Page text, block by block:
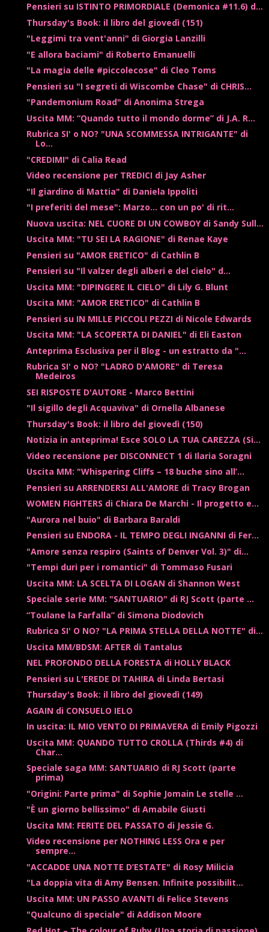
Pensieri su ISTINTO PRIMORDIALE (Demonica #11.6) d...
Thursday's Book: il libro del giovedì (151)
"Leggimi tra vent'anni" di Giorgia Lanzilli
"E allora baciami" di Roberto Emanuelli
"La magia delle #piccolecose" di Cleo Toms
Pensieri su "I segreti di Wiscombe Chase" di CHRIS...
"Pandemonium Road" di Anonima Strega
Uscita MM: “Quando tutto il mondo dorme” di J.A. R...
Rubrica SI' o NO? "UNA SCOMMESSA INTRIGANTE" di
Lo...
"CREDIMI" di Calia Read
Video recensione per TREDICI di Jay Asher
"Il giardino di Mattia" di Daniela Ippoliti
"I preferiti del mese": Marzo... con un po' di rit...
Nuova uscita: NEL CUORE DI UN COWBOY di Sandy Sull...
Uscita MM: "TU SEI LA RAGIONE" di Renae Kaye
Pensieri su "AMOR ERETICO" di Cathlin B
Pensieri su "Il valzer degli alberi e del cielo" d...
Uscita MM: "DIPINGERE IL CIELO" di Lily G. Blunt
Uscita MM: "AMOR ERETICO" di Cathlin B
Pensieri su IN MILLE PICCOLI PEZZI di Nicole Edwards
Uscita MM: "LA SCOPERTA DI DANIEL" di Eli Easton
Anteprima Esclusiva per il Blog - un estratto da "...
Rubrica SI' o NO? "LADRO D'AMORE" di Teresa
Medeiros
SEI RISPOSTE D'AUTORE - Marco Bettini
"Il sigillo degli Acquaviva" di Ornella Albanese
Thursday's Book: il libro del giovedì (150)
Notizia in anteprima! Esce SOLO LA TUA CAREZZA (Si...
Video recensione per DISCONNECT 1 di Ilaria Soragni
Uscita MM: "Whispering Cliffs – 18 buche sino all’...
Pensieri su ARRENDERSI ALL'AMORE di Tracy Brogan
WOMEN FIGHTERS di Chiara De Marchi - Il progetto e...
"Aurora nel buio" di Barbara Baraldi
Pensieri su ENDORA - IL TEMPO DEGLI INGANNI di Fer...
"Amore senza respiro (Saints of Denver Vol. 3)" di...
"Tempi duri per i romantici" di Tommaso Fusari
Uscita MM: LA SCELTA DI LOGAN di Shannon West
Speciale serie MM: "SANTUARIO" di RJ Scott (parte ...
“Toulane la Farfalla” di Simona Diodovich
Rubrica SI' O NO? "LA PRIMA STELLA DELLA NOTTE" di...
Uscita MM/BDSM: AFTER di Tantalus
NEL PROFONDO DELLA FORESTA di HOLLY BLACK
Pensieri su L'EREDE DI TAHIRA di Linda Bertasi
Thursday's Book: il libro del giovedì (149)
AGAIN di CONSUELO IELO
In uscita: IL MIO VENTO DI PRIMAVERA di Emily Pigozzi
Uscita MM: QUANDO TUTTO CROLLA (Thirds #4) di
Char...
Speciale saga MM: SANTUARIO di RJ Scott (parte
prima)
"Origini: Parte prima" di Sophie Jomain Le stelle ...
"È un giorno bellissimo" di Amabile Giusti
Uscita MM: FERITE DEL PASSATO di Jessie G.
Video recensione per NOTHING LESS Ora e per
sempre...
"ACCADDE UNA NOTTE D’ESTATE" di Rosy Milicia
"La doppia vita di Amy Bensen. Infinite possibilit...
Uscita MM: UN PASSO AVANTI di Felice Stevens
"Qualcuno di speciale" di Addison Moore